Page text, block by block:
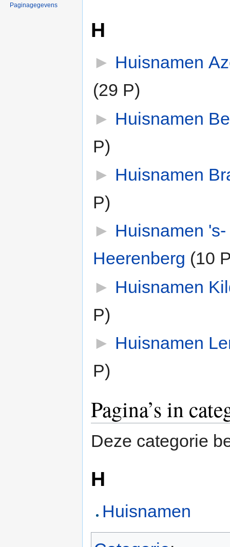
H
► Huisnamen
(29 P)
► Huisnamen
P)
► Huisnamen
P)
► Huisnamen 's-
Heerenberg (10
► Huisnamen
P)
► Huisnamen
P)
Pagina’s in
Deze categorie
H
Huisnamen
Paginagegevens